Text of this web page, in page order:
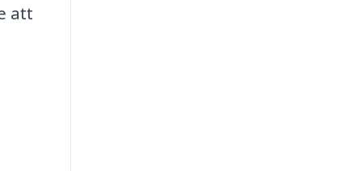
att